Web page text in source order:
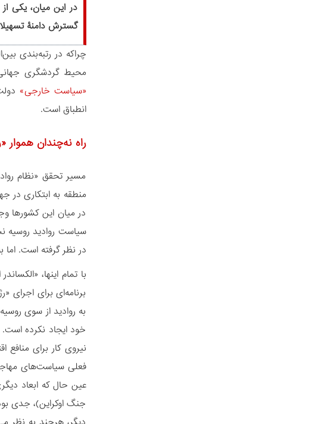
در این میان، یکی
گسترش دامنۀ
چراکه در رتبه‌بندی
محیط گردشگری
«سیاست خارجی»
انطباق است.
راه نه‌چندان هموار
مسیر تحقق «نظام
منطقه به ابتکاری در
در میان این کشورها
سیاست روادید روسیه
در نظر گرفته است.
برنامه‌ای برای
به روادید از سوی
خود ایجاد نکرده
نیروی کار برای
فعلی سیاست‌های
عین ‌حال که ابعاد
جنگ اوکراین)، جدی